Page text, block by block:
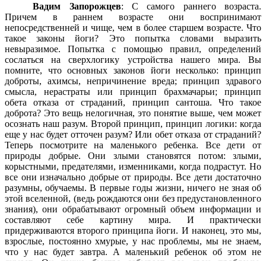
Вадим Запорожцев: С самого раннего возраста.
Причем в раннем возрасте они воспринимают
непосредственней и чище, чем в более старшем возрасте. Что
такое законы йоги? Это попытка словами выразить
невыразимое. Попытка с помощью правил, определений
сослаться на сверхлогику устройства нашего мира. Вы
помните, что основных законов йоги несколько: принцип
доброты, ахимсы, непричинение вреда; принцип здравого
смысла, нерастраты или принцип брахмачарьи; принцип
обета отказа от страданий, принцип сантоша. Что такое
доброта? Это вещь нелогичная, это понятие выше, чем может
осознать наш разум. Второй принцип, принцип логики: когда
еще у нас будет отточен разум? Или обет отказа от страданий?
Теперь посмотрите на маленького ребенка. Все дети от
природы добрые. Они злыми становятся потом: злыми,
корыстными, предателями, изменниками, когда подрастут. Но
все они изначально добрые от природы. Все дети достаточно
разумны, обучаемы. В первые годы жизни, ничего не зная об
этой вселенной, (ведь рождаются они без предустановленного
знания), они обрабатывают огромный объем информации и
составляют себе картину мира. И практически
придерживаются второго принципа йоги. И наконец, это мы,
взрослые, постоянно хмурые, у нас проблемы, мы не знаем,
что у нас будет завтра. А маленький ребенок об этом не